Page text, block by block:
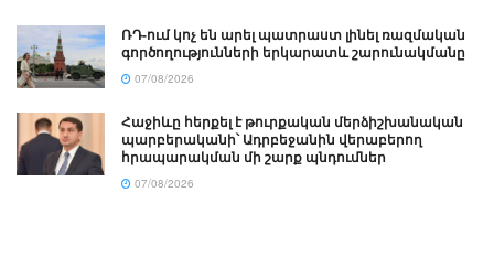
ՌԴ-ում կոչ են արել պատրաստ լինել ռազմական
գործողությունների երկարատև շարունակմանը
07/08/2026
Հաջիևը հերքել է թուրքական մերձիշխանական
պարբերականի՝ Ադրբեջանին վերաբերող
հրապարակման մի շարք պնդումներ
07/08/2026